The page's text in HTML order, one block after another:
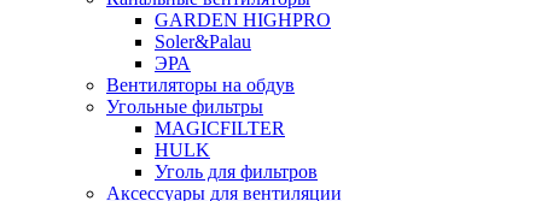
GARDEN HIGHPRO
Soler&Palau
ЭРА
Вентиляторы на обдув
Угольные фильтры
MAGICFILTER
HULK
Уголь для фильтров
Аксессуары для вентиляции